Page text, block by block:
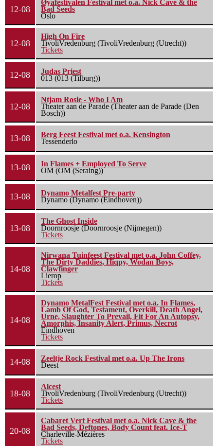
12-08
Øyafestivalen Festival met o.a. Nick Cave & the
Bad Seeds
Oslo
12-08
High On Fire
TivoliVredenburg (TivoliVredenburg (Utrecht))
Tickets
12-08
Judas Priest
013 (013 (Tilburg))
12-08
Ntjam Rosie - Who I Am
Theater aan de Parade (Theater aan de Parade (Den
Bosch))
13-08
Berg Feest Festival met o.a. Kensington
Tessenderlo
13-08
In Flames + Employed To Serve
OM (OM (Seraing))
13-08
Dynamo Metalfest Pre-party
Dynamo (Dynamo (Eindhoven))
13-08
The Ghost Inside
Doornroosje (Doornroosje (Nijmegen))
Tickets
14-08
Nirwana Tuinfeest Festival met o.a. John Coffey,
The Dirty Daddies, Hiqpy, Wodan Boys,
Clawfinger
Lierop
Tickets
14-08
Dynamo MetalFest Festival met o.a. In Flames,
Lamb Of God, Testament, Overkill, Death Angel,
Urne, Slaughter To Prevail, Fit For An Autopsy,
Amorphis, Insanity Alert, Primus, Necrot
Eindhoven
Tickets
14-08
Zeeltje Rock Festival met o.a. Up The Irons
Deest
18-08
Alcest
TivoliVredenburg (TivoliVredenburg (Utrecht))
Tickets
20-08
Cabaret Vert Festival met o.a. Nick Cave & the
Bad Seeds, Deftones, Body Count feat. Ice-T
Charleville-Mézières
Tickets